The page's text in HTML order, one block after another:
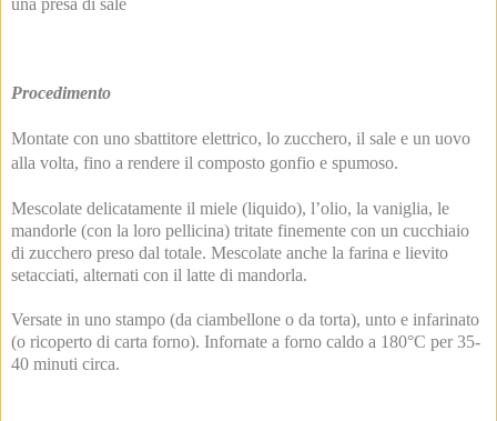
una presa di sale
Procedimento
Montate con uno sbattitore elettrico, lo zucchero, il sale e un uovo
alla volta, fino a rendere il composto gonfio e spumoso.
Mescolate delicatamente il miele (liquido), l’olio, la vaniglia, le
mandorle (con la loro pellicina) tritate finemente con un cucchiaio
di zucchero preso dal totale. Mescolate anche la farina e lievito
setacciati, alternati con il latte di mandorla.
Versate in uno stampo (da ciambellone o da torta), unto e infarinato
(o ricoperto di carta forno). Infornate a forno caldo a 180°C per 35-
40 minuti circa.